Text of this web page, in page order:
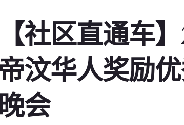
【社区直通车
帝汶华人奖励
晚会